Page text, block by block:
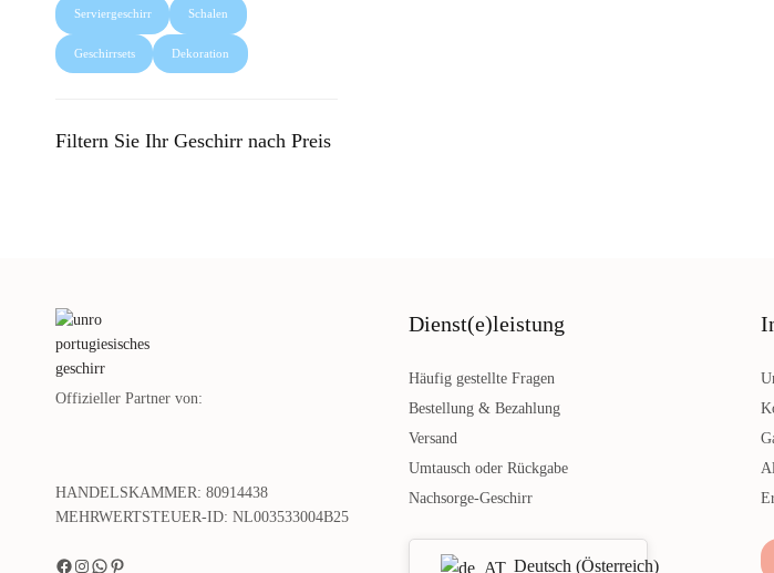
Serviergeschirr Schalen
Geschirrsets Dekoration
Filtern Sie Ihr Geschirr nach Preis
Offizieller Partner von:
HANDELSKAMMER: 80914438
MEHRWERTSTEUER-ID: NL003533004B25
Dienst(e)leistung
Häufig gestellte Fragen
Bestellung & Bezahlung
Versand
Umtausch oder Rückgabe
Nachsorge-Geschirr
Deutsch (Österreich)